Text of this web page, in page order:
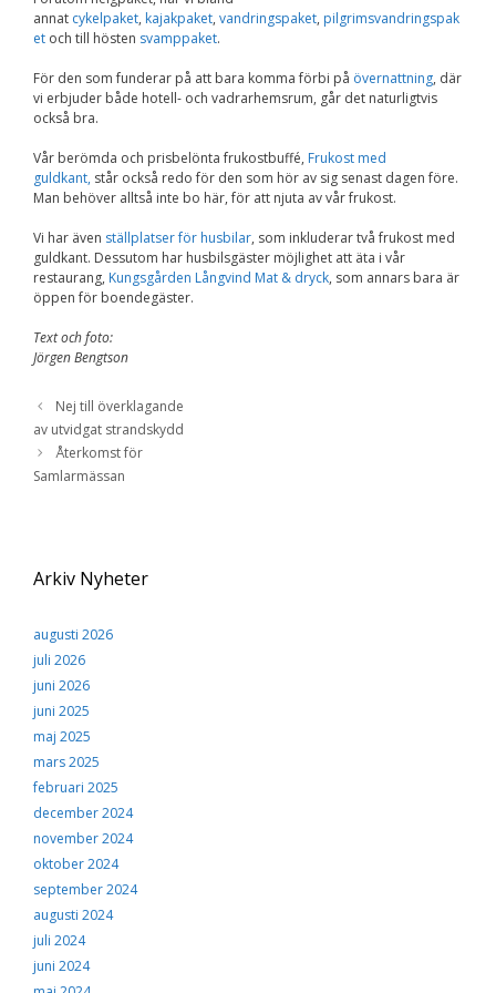
annat cykelpaket, kajakpaket, vandringspaket, pilgrimsvandringspak
et och till hösten svamppaket.
För den som funderar på att bara komma förbi på övernattning, där
vi erbjuder både hotell- och vadrarhemsrum, går det naturligtvis
också bra.
Vår berömda och prisbelönta frukostbuffé, Frukost med
guldkant, står också redo för den som hör av sig senast dagen före.
Man behöver alltså inte bo här, för att njuta av vår frukost.
Vi har även ställplatser för husbilar, som inkluderar två frukost med
guldkant. Dessutom har husbilsgäster möjlighet att äta i vår
restaurang, Kungsgården Långvind Mat & dryck, som annars bara är
öppen för boendegäster.
Text och foto:
Jörgen Bengtson
Nej till överklagande
av utvidgat strandskydd
Återkomst för
Samlarmässan
Arkiv Nyheter
augusti 2026
juli 2026
juni 2026
juni 2025
maj 2025
mars 2025
februari 2025
december 2024
november 2024
oktober 2024
september 2024
augusti 2024
juli 2024
juni 2024
För att vår
som möjligt
under ditt
kakorna
kommer viss
funktionalitet
från
hemsidan.